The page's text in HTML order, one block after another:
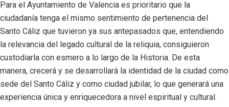
Para el Ayuntamiento de Valencia es prioritario que la
ciudadanía tenga el mismo sentimiento de pertenencia del
Santo Cáliz que tuvieron ya sus antepasados que, entendiendo
la relevancia del legado cultural de la reliquia, consiguieron
custodiarla con esmero a lo largo de la Historia. De esta
manera, crecerá y se desarrollará la identidad de la ciudad como
sede del Santo Cáliz y como ciudad jubilar, lo que generará una
experiencia única y enriquecedora a nivel espiritual y cultural.